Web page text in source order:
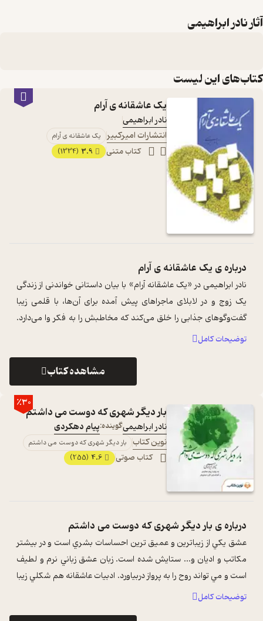
آثار نادر ابراهیمی
کتاب‌های این لیست
یک عاشقانه ی آرام
نادر ابراهیمی
انتشارات امیرکبیر
یک عاشقانه ی آرام
کتاب متنی 3.9
(1334)
درباره ی یک عاشقانه ی آرام
نادر ابراهیمی در «یک عاشقانه آرام» با بیان داستانی خواندنی از زندگی
یک زوج و در لابلای ماجراهای پیش آمده برای آن‌ها، با قلمی زیبا
گفت‌وگوهای جذابی را خلق می‌کند که مخاطبش را به فکر وا‌ می‌دارد.
...
...
توضیحات کامل
مشاهده کتاب
٪30
بار دیگر شهری که دوست می داشتم
نادر ابراهیمیگوینده:پیام دهکردی
نوین کتاب
بار دیگر شهری که دوست می داشتم
کتاب صوتی 4.6
(255)
درباره ی بار دیگر شهری که دوست می داشتم
عشق يکي از زيباترين و عميق ترين احساسات بشري است و در بيشتر
مکاتب و اديان و... ستايش شده است. زبان عشق زباني نرم و لطيف
است و مي تواند روح را به پرواز دربياورد. ادبيات عاشقانه هم شکلي زيبا
از ادبيات ا ... ...
توضیحات کامل